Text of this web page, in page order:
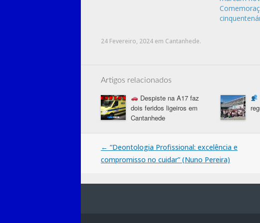
24 Fevereiro, 2024 em Cantanhede.
Artigos relacionados
Despiste na A17 faz
dois feridos ligeiros em
Cantanhede
Post
navigation
← “Deontologia Profissional: excelência e
compromisso no cuidar” (Nuno Pereira)